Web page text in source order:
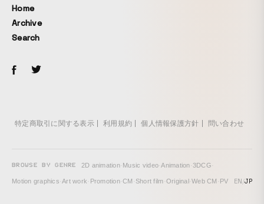
Home
Archive
Search
特定商取引に関する表示 利用規約 個人情報保護方針 問い合わせ
BROWSE BY GENRE 2D animation· Music video·Animation·3DCG·
Motion graphics·Art work· Promotion·CM · Short film·Original·Web CM · PV EN/JP